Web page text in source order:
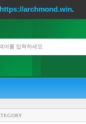
https://archmond.win.